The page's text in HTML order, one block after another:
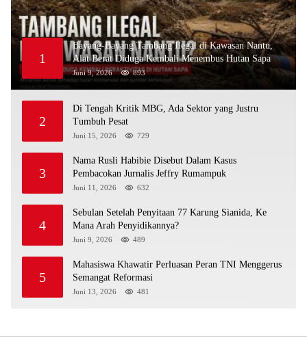
1
Bayang-Bayang Tambang Ilegal di Kawasan Nantu,
Alat Berat Diduga Kembali Menembus Hutan Sapa
Juni 9, 2026 893
2
Di Tengah Kritik MBG, Ada Sektor yang Justru
Tumbuh Pesat
Juni 15, 2026 729
3
Nama Rusli Habibie Disebut Dalam Kasus
Pembacokan Jurnalis Jeffry Rumampuk
Juni 11, 2026 632
4
Sebulan Setelah Penyitaan 77 Karung Sianida, Ke
Mana Arah Penyidikannya?
Juni 9, 2026 489
5
Mahasiswa Khawatir Perluasan Peran TNI Menggerus
Semangat Reformasi
Juni 13, 2026 481